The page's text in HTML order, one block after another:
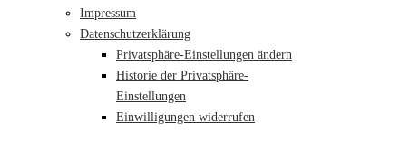
Impressum
Datenschutzerklärung
Privatsphäre-Einstellungen ändern
Historie der Privatsphäre-
Einstellungen
Einwilligungen widerrufen